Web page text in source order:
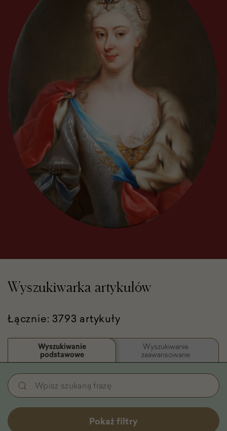
Wyszukiwarka artykułów
Łącznie: 3793 artykuły
Wyszukiwanie
podstawowe
Wyszukiwanie
zaawansowane
Wyszukiwanie
podstawowe
-
Filtry
Wpisz
szukaną
frazę
Pokaż filtry